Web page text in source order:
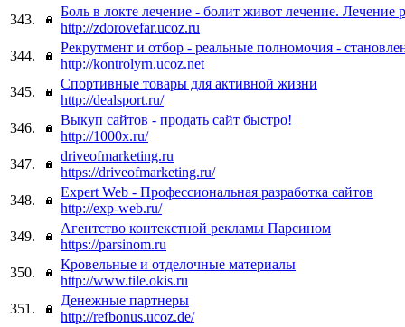
343.
Боль в локте лечение - болит живот лечение. Лечение
http://zdorovefar.ucoz.ru
344.
Рекрутмент и отбор - реальные полномочия -
http://kontrolyrn.ucoz.net
345.
Спортивные товары для активной жизни
http://dealsport.ru/
346.
Выкуп сайтов - продать сайт быстро!
http://1000x.ru/
347.
driveofmarketing.ru
https://driveofmarketing.ru/
348.
Expert Web - Профессиональная разработка сайтов
http://exp-web.ru/
349.
Агентство контекстной рекламы Парсином
https://parsinom.ru
350.
Кровельные и отделочные материалы
http://www.tile.okis.ru
351.
Денежные партнеры
http://refbonus.ucoz.de/